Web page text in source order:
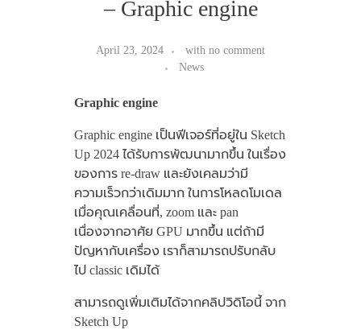
– Graphic engine
April 23, 2024 with no comment
News
Graphic engine
Graphic engine เป็นฟีเจอร์ที่อยู่ใน Sketch
Up 2024 ได้รับการพัฒนามากขึ้น ในเรื่อง
ของการ re-draw และยังเคลมว่ามี
ความเร็วกว่าเดิมมาก ในการโหลดโมเดล
เมื่อคุณเคลื่อนที่, zoom และ pan
เนื่องจากอาศัย GPU มากขึ้น แต่ถ้ามี
ปัญหากับเครื่อง เราก็สามารถปรับกลับ
ไป classic เดิมได้
สามารถดูเพิ่มเติมได้จากคลิปวิดิโอนี้ จาก
Sketch Up